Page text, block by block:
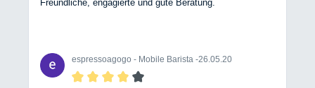
Freundliche, engagierte und gute Beratung.
espressoagogo - Mobile Barista -26.05.20